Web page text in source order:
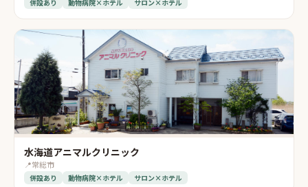
併設あり 動物病院×ホテル サロン×ホテル
水海道アニマルクリニック
📍常総市
併設あり 動物病院×ホテル サロン×ホテル